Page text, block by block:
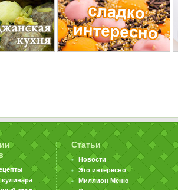
Статьи
Новости
Это интересно
Миллион Меню